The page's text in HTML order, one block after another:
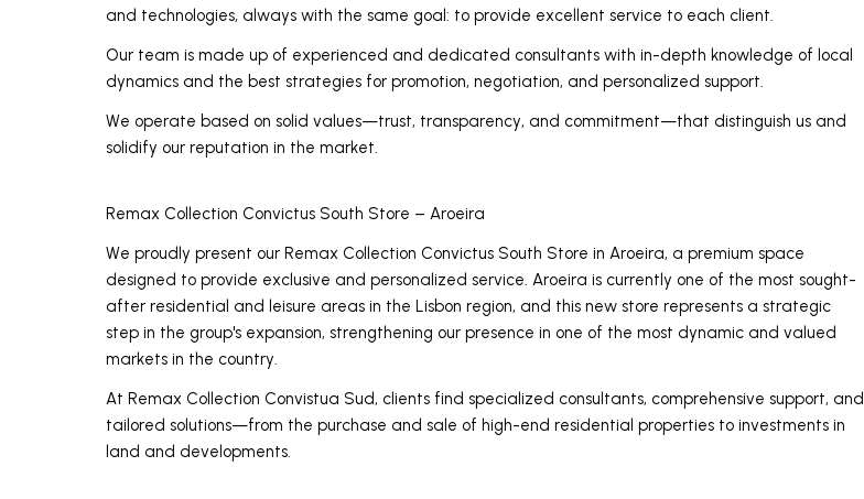
and technologies, always with the same goal: to provide excellent service to each client.
Our team is made up of experienced and dedicated consultants with in-depth knowledge of local
dynamics and the best strategies for promotion, negotiation, and personalized support.
We operate based on solid values—trust, transparency, and commitment—that distinguish us and
solidify our reputation in the market.
Remax Collection Convictus South Store – Aroeira
We proudly present our Remax Collection Convictus South Store in Aroeira, a premium space
designed to provide exclusive and personalized service. Aroeira is currently one of the most sought-
after residential and leisure areas in the Lisbon region, and this new store represents a strategic
step in the group's expansion, strengthening our presence in one of the most dynamic and valued
markets in the country.
At Remax Collection Convistua Sud, clients find specialized consultants, comprehensive support, and
tailored solutions—from the purchase and sale of high-end residential properties to investments in
land and developments.